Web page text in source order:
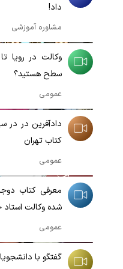
داد!
مشاوره آموزشی00:00:34
وکالت در رویا
سطح هستید؟
عمومی00:00:30
دادآفرین در در
کتاب تهران
عمومی00:09:18
معرفی کتاب
شده وکالت
عمومی00:04:20
گفتگو با دانشجویان